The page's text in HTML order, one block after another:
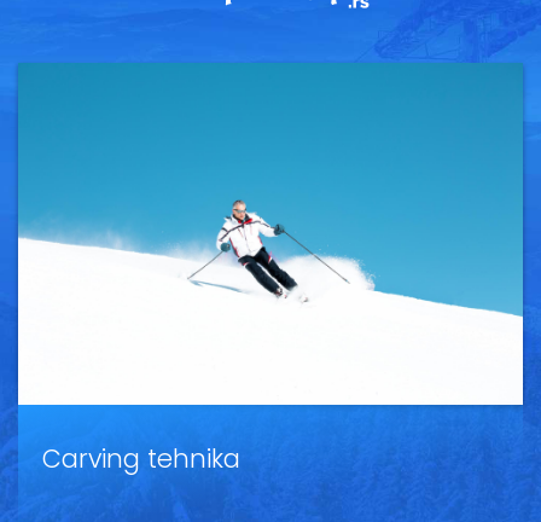
Ski renta
Carving tehnika